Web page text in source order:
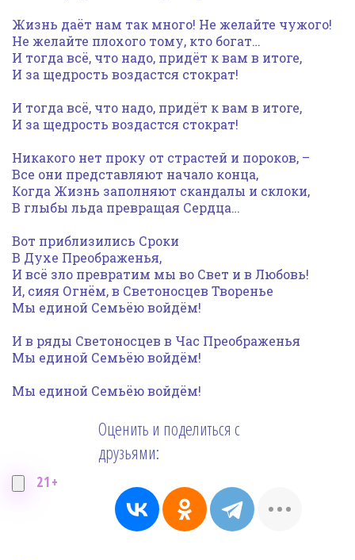
Жизнь даёт нам так много! Не желайте чужого!
Не желайте плохого тому, кто богат…
И тогда всё, что надо, придёт к вам в итоге,
И за щедрость воздастся стократ!
И тогда всё, что надо, придёт к вам в итоге,
И за щедрость воздастся стократ!
Никакого нет проку от страстей и пороков, –
Все они представляют начало конца,
Когда Жизнь заполняют скандалы и склоки,
В глыбы льда превращая Сердца…
Вот приблизились Сроки
В Духе Преображенья,
И всё зло превратим мы во Свет и в Любовь!
И, сияя Огнём, в Светоносцев Творенье
Мы единой Семьёю войдём!
И в ряды Светоносцев в Час Преображенья
Мы единой Семьёю войдём!
Мы единой Семьёю войдём!
21+
Оценить и поделиться с
друзьями: